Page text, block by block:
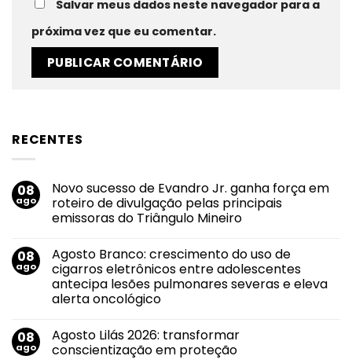
Salvar meus dados neste navegador para a
próxima vez que eu comentar.
RECENTES
08
ago
Novo sucesso de Evandro Jr. ganha força em
roteiro de divulgação pelas principais
emissoras do Triângulo Mineiro
em
Novo
sucesso
de
Evandro
Jr.
em
roteiro
de
08
ago
Agosto Branco: crescimento do uso de
cigarros eletrônicos entre adolescentes
antecipa lesões pulmonares severas e eleva
alerta oncológico
em
Agosto
Branco:
08
ago
Agosto Lilás 2026: transformar
conscientização em proteção